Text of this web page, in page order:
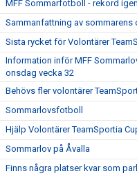
MFF Sommarfotboll - rekord igen
Sammanfattning av sommarens
Sista rycket för Volontärer
Information inför MFF
onsdag vecka 32
Behövs fler volontärer
Sommarlovsfotboll
Hjälp Volontärer TeamSportia
Sommarlov på Åvalla
Finns några platser kvar som